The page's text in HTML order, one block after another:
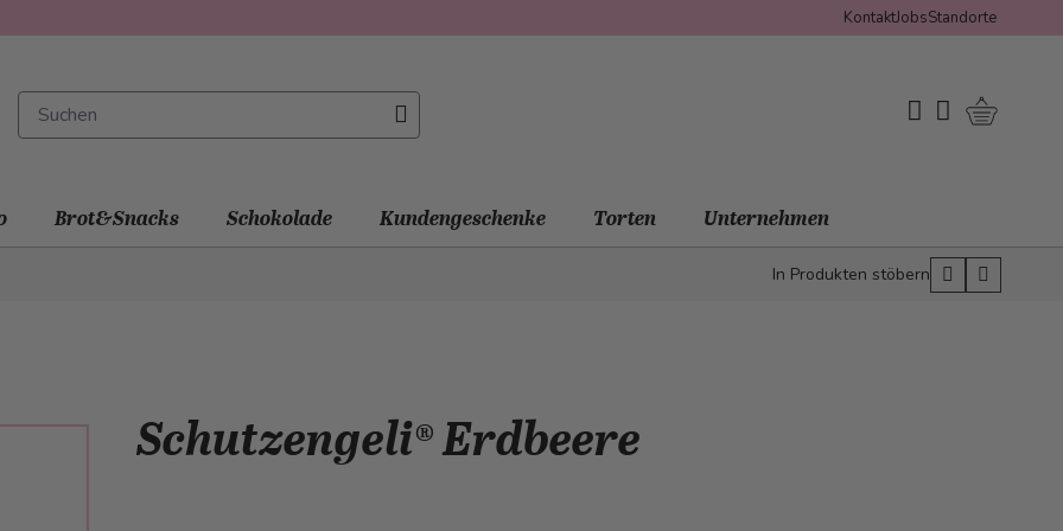
KontaktJobsStandorte
My Wishlist
Mein Konto
Brot&Snacks Schokolade Kundengeschenke Torten Unternehmen
In Produkten stöbern
Schutzengeli® Erdbeere